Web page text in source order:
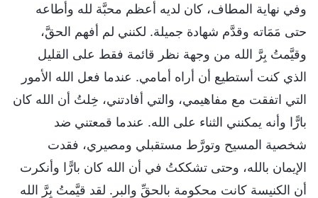
وفي نهاية المطاف، كان لديه أعظم محبَّة لله وأطاعه
حتى مَمَاته وقدَّم شهادة جميلة. لكنني لم أفهم الحقَّ،
وقيَّمتُ بِرَّ الله من وجهة نظر قائمة فقط على القليل
الذي كنت أستطيع أن أراه أمامي. عندما فعل الله الأمور
التي اتفقت مع مفاهيمي، والتي أفادتني، خِلتُ أن الله كان
بارًّا وأنه يمكنني الثناء على الله. عندما قمعتني ضد
شخصية المسيح وتورَّط مستقبلي ومصيري، فقدت
الإيمان بالله، وحتى تشككتُ في أن الله كان بارًّا وأنكرت
أن الكنيسة كانت محكومة بالحقِّ والبر. لقد قيَّمتُ بِرَّ الله